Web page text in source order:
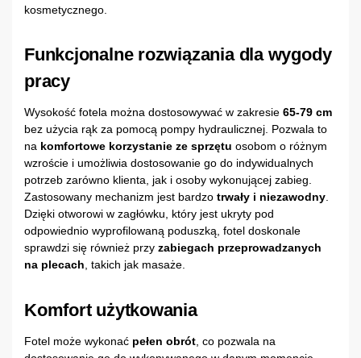
kosmetycznego.
Funkcjonalne rozwiązania dla wygody
pracy
Wysokość fotela można dostosowywać w zakresie 65-79 cm
bez użycia rąk za pomocą pompy hydraulicznej. Pozwala to
na komfortowe korzystanie ze sprzętu osobom o różnym
wzroście i umożliwia dostosowanie go do indywidualnych
potrzeb zarówno klienta, jak i osoby wykonującej zabieg.
Zastosowany mechanizm jest bardzo trwały i niezawodny.
Dzięki otworowi w zagłówku, który jest ukryty pod
odpowiednio wyprofilowaną poduszką, fotel doskonale
sprawdzi się również przy zabiegach przeprowadzanych
na plecach, takich jak masaże.
Komfort użytkowania
Fotel może wykonać pełen obrót , co pozwala na